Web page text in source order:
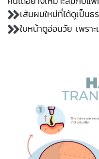
เส้นผมใหม่ที่ได้ดูเป็นธ
ใบหน้าดูอ่อนวัย เพรา